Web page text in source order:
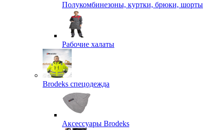
Полукомбинезоны, куртки, брюки, шорты
Рабочие халаты
Brodeks спецодежда
Аксессуары Brodeks